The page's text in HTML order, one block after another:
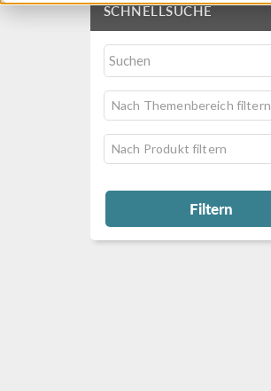
SCHNELLSUCHE
Nach Themenbereich filtern
Nach Produkt filtern
Filtern